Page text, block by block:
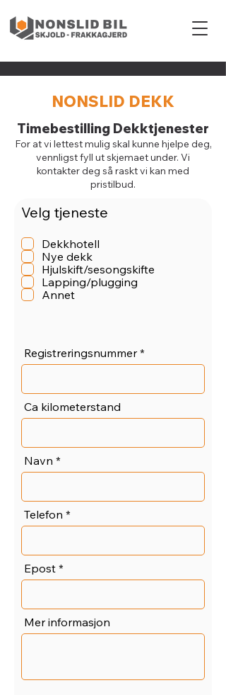
NONSLID DEKK
Timebestilling Dekktjenester
For at vi lettest mulig skal kunne hjelpe deg,
vennligst fyll ut skjemaet under. Vi
kontakter deg så raskt vi kan med
pristilbud.
Velg tjeneste
Dekkhotell
Nye dekk
Hjulskift/sesongskifte
Lapping/plugging
Annet
Registreringsnummer
Ca kilometerstand
Navn
Telefon
Epost
Mer informasjon